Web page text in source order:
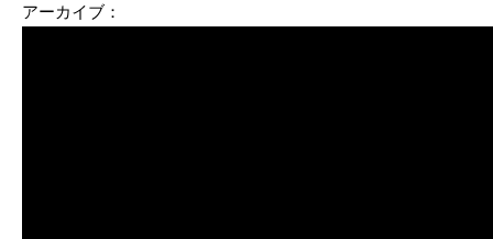
アーカイブ：